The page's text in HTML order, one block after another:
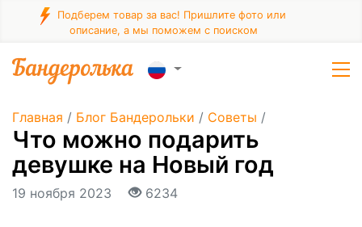
Подберем товар за вас! Пришлите фото или
описание, а мы поможем с поиском
Главная / Блог Бандерольки / Советы /
Что можно подарить
девушке на Новый год
19 ноября 2023 6234